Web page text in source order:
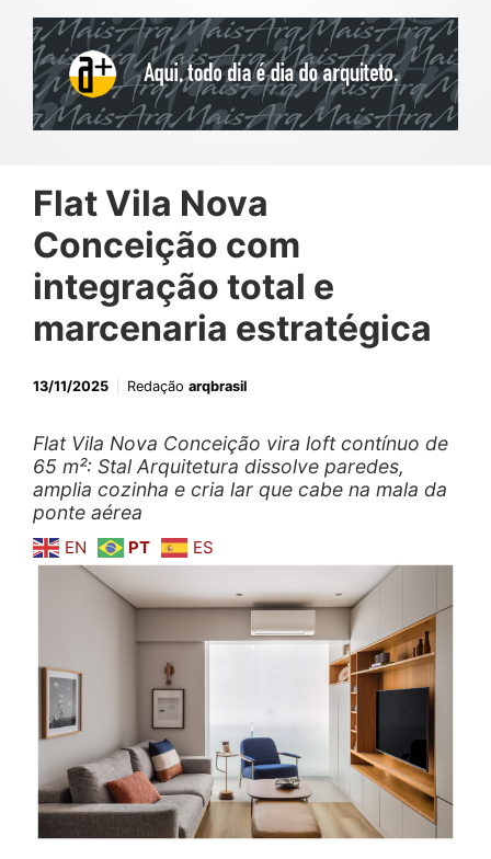
Flat Vila Nova
Conceição com
integração total e
marcenaria estratégica
13/11/2025 Redação arqbrasil
Flat Vila Nova Conceição vira loft contínuo de
65 m²: Stal Arquitetura dissolve paredes,
amplia cozinha e cria lar que cabe na mala da
ponte aérea
EN PT ES